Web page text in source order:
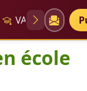
VAE
école